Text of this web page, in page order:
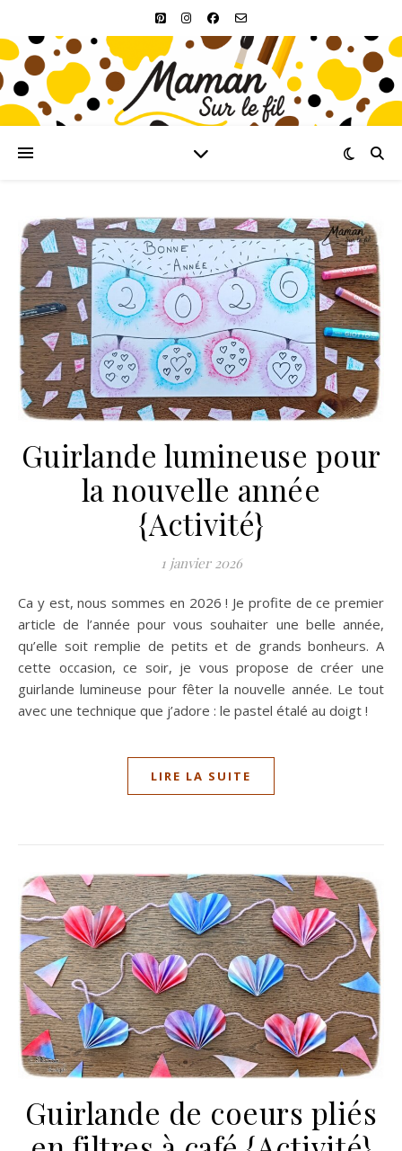
Guirlande lumineuse pour
la nouvelle année
{Activité}
1 janvier 2026
Ca y est, nous sommes en 2026 ! Je profite de ce premier
article de l’année pour vous souhaiter une belle année,
qu’elle soit remplie de petits et de grands bonheurs. A
cette occasion, ce soir, je vous propose de créer une
guirlande lumineuse pour fêter la nouvelle année. Le tout
avec une technique que j’adore : le pastel étalé au doigt !
LIRE LA SUITE
Guirlande de coeurs pliés